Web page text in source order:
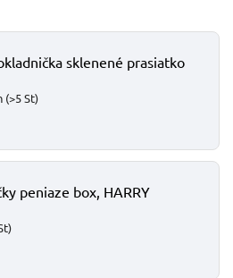
sklenené prasiatko
(>5 St)
peniaze box, HARRY